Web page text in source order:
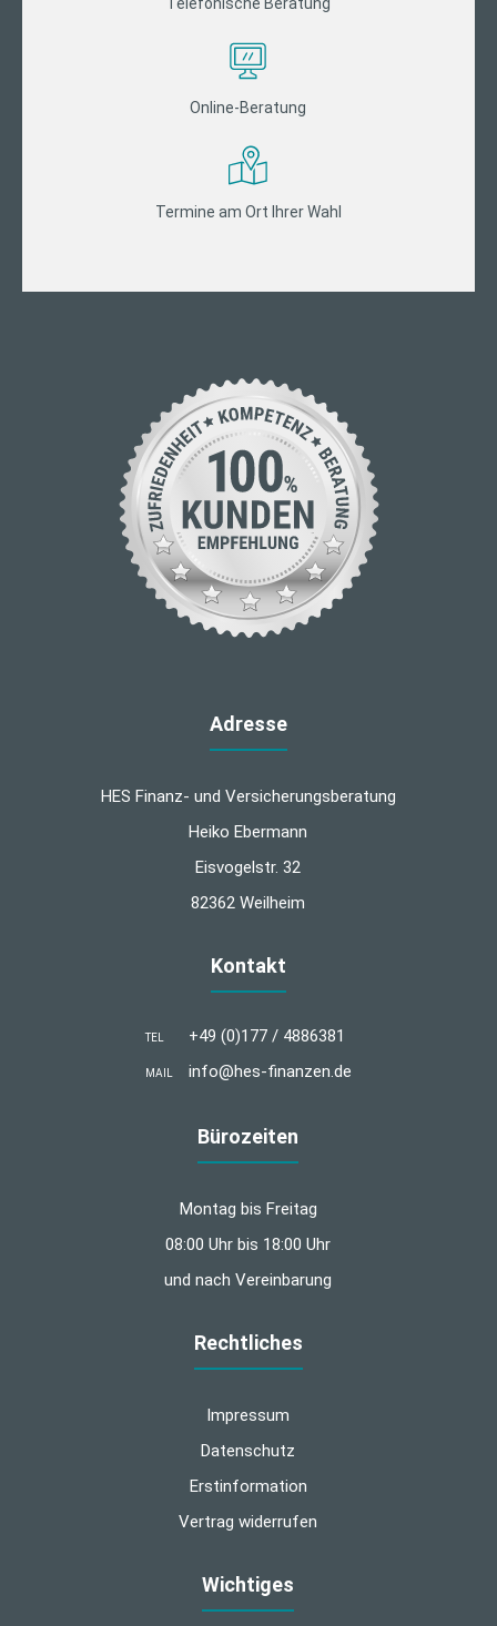
Online-Beratung
Termine am Ort Ihrer Wahl
Adresse
HES Finanz- und Versicherungsberatung
Heiko Ebermann
Eisvogelstr. 32
82362 Weilheim
Kontakt
TEL +49 (0)177 / 4886381
MAIL info@hes-finanzen.de
Bürozeiten
Montag bis Freitag
08:00 Uhr bis 18:00 Uhr
und nach Vereinbarung
Rechtliches
Impressum
Datenschutz
Erstinformation
Vertrag widerrufen
Wichtiges